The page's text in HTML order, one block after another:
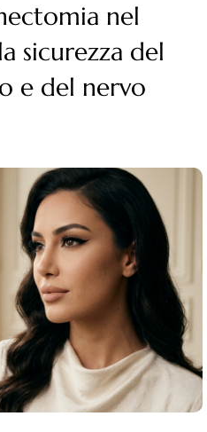
nel
sicurezza del
e del nervo